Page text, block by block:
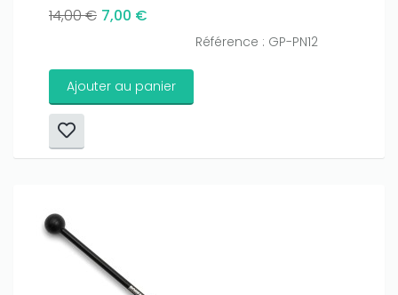
14,00 € 7,00 €
Référence : GP-PN12
Ajouter au panier